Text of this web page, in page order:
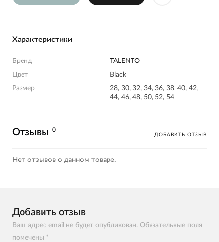
Характеристики
Бренд
TALENTO
Цвет
Black
Размер
28, 30, 32, 34, 36, 38, 40, 42,
44, 46, 48, 50, 52, 54
Отзывы 0
ДОБАВИТЬ ОТЗЫВ
Нет отзывов о данном товаре.
Добавить отзыв
Ваш адрес email не будет опубликован. Обязательные поля
помечены *